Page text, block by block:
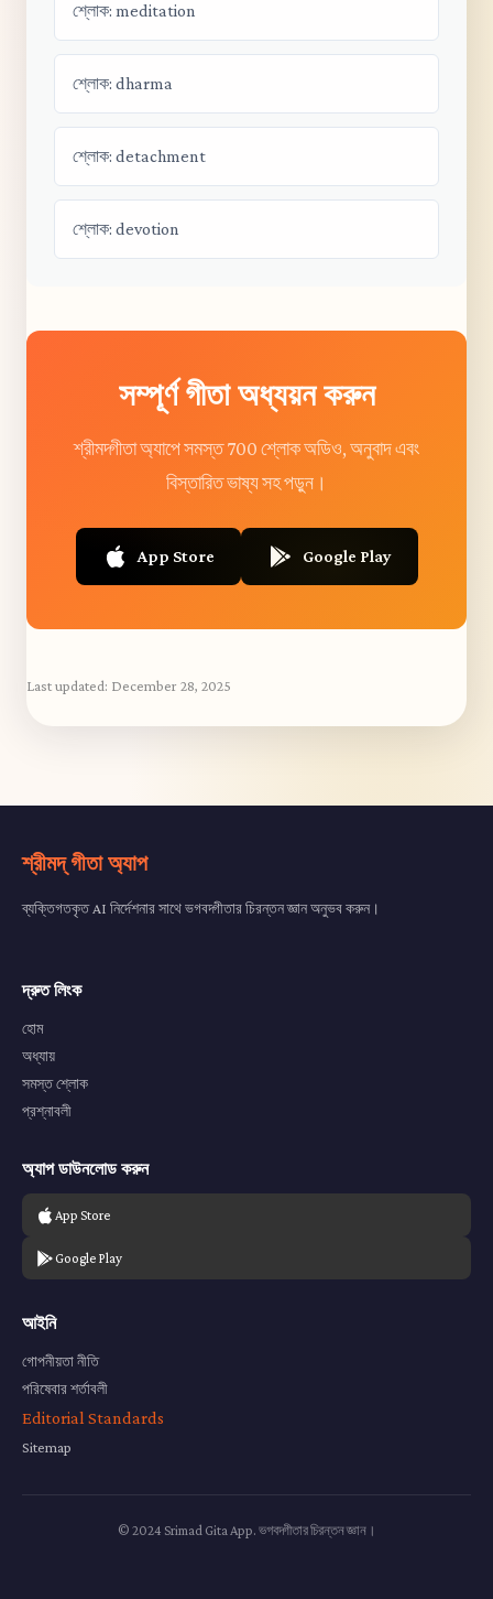
শ্লোক: meditation
শ্লোক: dharma
শ্লোক: detachment
শ্লোক: devotion
সম্পূর্ণ গীতা অধ্যয়ন করুন
শ্রীমদ্গীতা অ্যাপে সমস্ত 700 শ্লোক অডিও, অনুবাদ এবং
বিস্তারিত ভাষ্য সহ পড়ুন।
App Store Google Play
Last updated: December 28, 2025
শ্রীমদ্ গীতা অ্যাপ
ব্যক্তিগতকৃত AI নির্দেশনার সাথে ভগবদ্গীতার চিরন্তন জ্ঞান অনুভব করুন।
দ্রুত লিংক
হোম
অধ্যায়
সমস্ত শ্লোক
প্রশ্নাবলী
অ্যাপ ডাউনলোড করুন
App Store
Google Play
আইনি
গোপনীয়তা নীতি
পরিষেবার শর্তাবলী
Editorial Standards
Sitemap
© 2024 Srimad Gita App. ভগবদ্গীতার চিরন্তন জ্ঞান।